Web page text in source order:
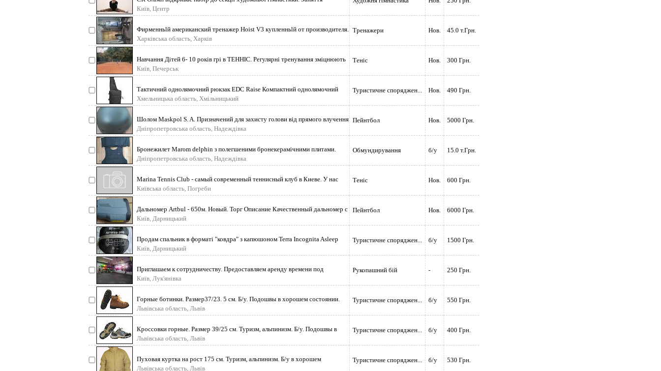
проходять у центрі.
Київ, Центр
Фирменньlй американский тренажер Hoist V3 купленньlй от производителя.
Фирменньlй америк
Харківська область, Харків
Тренажери Нов. 45.0 т.Грн.
Навчання Дітей 6- 10 років грі в ТЕННІС. Регулярні тренування зміцнюють
дихальну, серце
Київ, Печерськ
Теніс Нов. 300 Грн.
Тактичний однолямочний рюкзак EDC Raise Компактний однолямочний
рюкзак з безліччю відді
Хмельницька область, Хмільницький
Туристичне споряджен... Нов. 490 Грн.
Шолом Maskpol S. A. Призначений для захисту голови від прямого влучення
осколків та д
Дніпропетровська область, Надеждівка
Пейнтбол Нов. 5000 Грн.
Бронежилет Marom delphin з полегшеними бронекерамічними плитами.
Дніпропетровська область, Надеждівка
Обмундирування б/у 15.0 т.Грн.
Marina Tennis Club - самый современный теннисный клуб в Киеве. У нас
сделано все для ва
Київська область, Погреби
Теніс Нов. 600 Грн.
Дальномер Artbul - 650м. Новый. Торг Описание Качественный дальномер с
функцией измер
Київ, Дарницький
Пейнтбол Нов. 6000 Грн.
Продам спальник в форматі "ковдра" з капюшоном Terra Incognita Asleep
300, був у користу
Київ, Дарницький
Туристичне споряджен... б/у 1500 Грн.
Приглашаем к сотрудничеству. Предоставляем аренду времени под
тренировки в спортивном
Київ, Лук'янівка
Рукопашний бій - 250 Грн.
Горные ботинки. Размер37/23. 5 см. Б/у. Подошвы в хорошем состоянии.
Общее состоян
Львівська область, Львів
Туристичне споряджен... б/у 550 Грн.
Кроссовки горные. Размер 39/25 см. Туризм, альпинизм. Б/у. Подошвы в
отличном сост
Львівська область, Львів
Туристичне споряджен... б/у 400 Грн.
Пуховая куртка на рост 175 см. Туризм, альпинизм. Б/у в хорошем
состоянии. Только по
Львівська область, Львів
Туристичне споряджен... б/у 530 Грн.